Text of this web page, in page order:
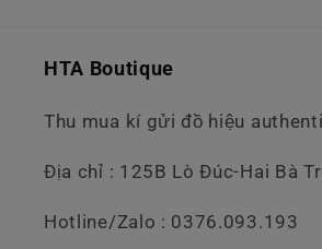
HTA Boutique
Thu mua kí gửi đồ hiệu
Địa chỉ : 125B Lò Đúc-Hai Bà
Hotline/Zalo : 0376.093.193